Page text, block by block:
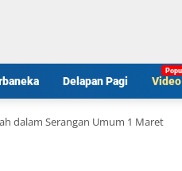
Delapan Pagi Video
dalam Serangan Umum 1 Maret